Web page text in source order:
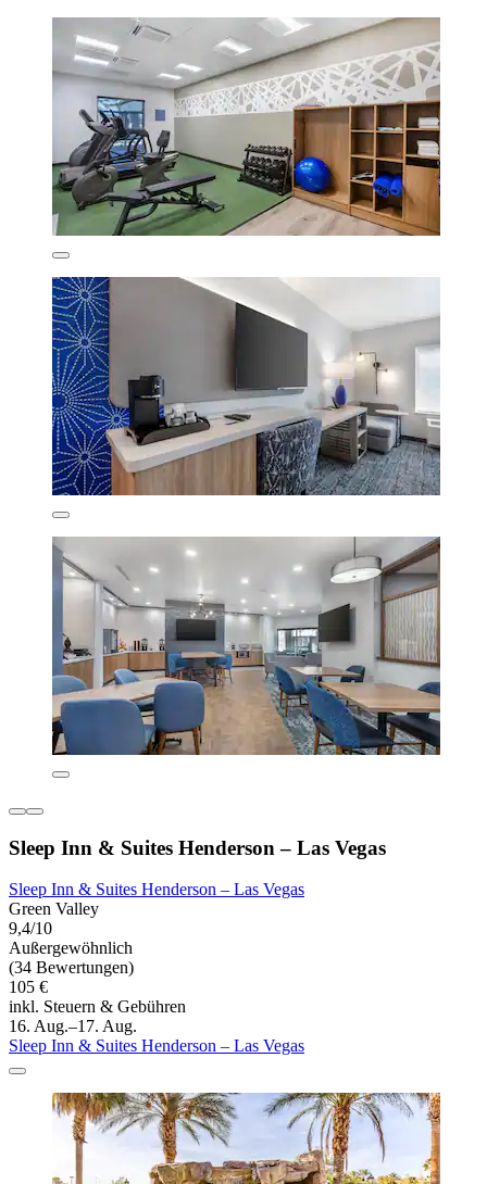
Sleep Inn & Suites Henderson – Las Vegas
Sleep Inn & Suites Henderson – Las Vegas
Green Valley
9,4/10
Außergewöhnlich
(34 Bewertungen)
105 €
inkl. Steuern & Gebühren
16. Aug.–17. Aug.
Sleep Inn & Suites Henderson – Las Vegas